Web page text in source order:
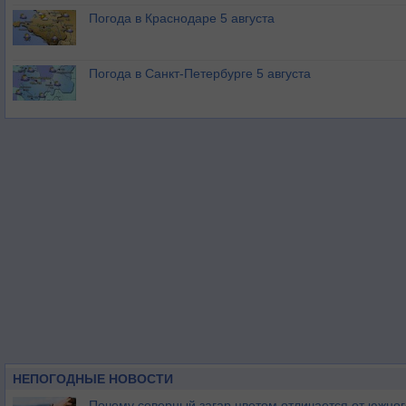
Погода в Краснодаре 5 августа
Погода в Санкт-Петербурге 5 августа
НЕПОГОДНЫЕ НОВОСТИ